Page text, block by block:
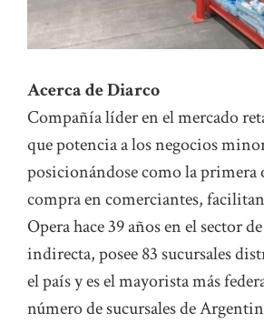
Acerca de Diarco
Compañía líder en el mercado
que potencia a los negocios
posicionándose como la primera
compra en comerciantes,
Opera hace 39 años en el sector
indirecta, posee 83 sucursales
el país y es el mayorista más
número de sucursales de